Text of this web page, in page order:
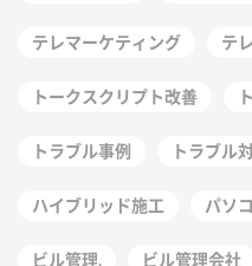
テレマーケティング テ
トークスクリプト改善
トラブル事例 トラブル
ハイブリッド施工 パソ
ビル管理. ビル管理会社